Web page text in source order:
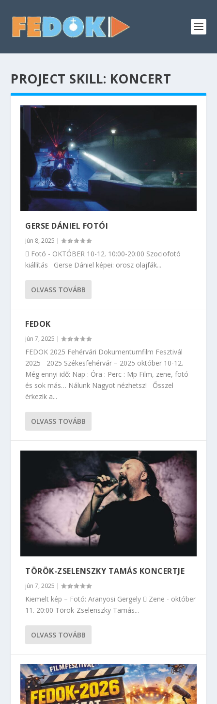
PROJECT SKILL: KONCERT
GERSE DÁNIEL FOTÓI
jún 8, 2025 |
 Fotó - OKTÓBER 10-12. 10:00-20:00 Szociofotó
kiállítás Gerse Dániel képei: orosz olajfák...
OLVASS TOVÁBB
FEDOK
jún 7, 2025 |
FEDOK 2025 Fehérvári Dokumentumfilm Fesztivál
2025 2025 Székesfehérvár – 2025 október 10-12.
Még ennyi idő: Nap : Óra : Perc : Mp Film, zene, fotó
és sok más… Nálunk Nagyot nézhetsz! Ősszel
érkezik a...
OLVASS TOVÁBB
TÖRÖK-ZSELENSZKY TAMÁS KONCERTJE
jún 7, 2025 |
Kiemelt kép – Fotó: Aranyosi Gergely  Zene - október
11. 20:00 Török-Zselenszky Tamás...
OLVASS TOVÁBB